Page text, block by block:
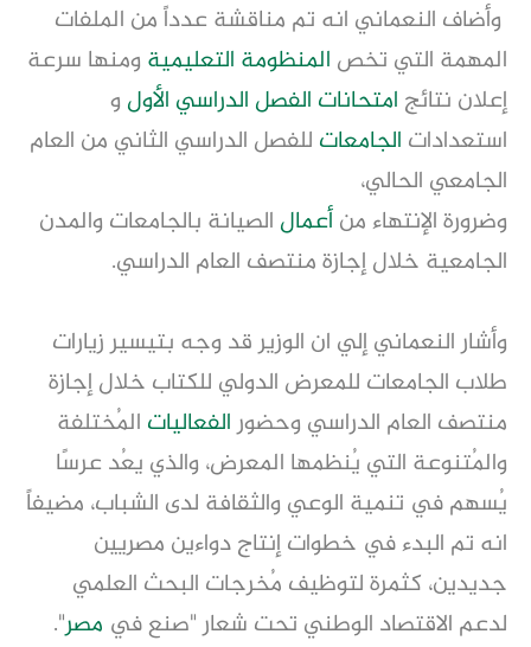
وأضاف النعماني انه تم مناقشة عدداً من الملفات
المهمة التي تخص المنظومة التعليمية ومنها سرعة
إعلان نتائج امتحانات الفصل الدراسي الأول و
استعدادات الجامعات للفصل الدراسي الثاني من العام
الجامعي الحالي،
وضرورة الإنتهاء منأعمال الصيانة بالجامعات والمدن
الجامعية خلال إجازة منتصف العام الدراسي.
وأشار النعماني إلي ان الوزير قد وجه بتيسير زيارات
طلاب الجامعات للمعرض الدولي للكتاب خلال إجازة
منتصف العام الدراسي وحضورالفعاليات المُختلفة
والمُتنوعة التي يُنظمها المعرض، والذي يعُد عرسًا
يُسهم في تنمية الوعي والثقافة لدى الشباب، مضيفاً
انه تم البدء في خطوات إنتاج دواءين مصريين
جديدين، كثمرة لتوظيف مُخرجات البحث العلمي
لدعم الاقتصاد الوطني تحت شعار "صنع في مصر".